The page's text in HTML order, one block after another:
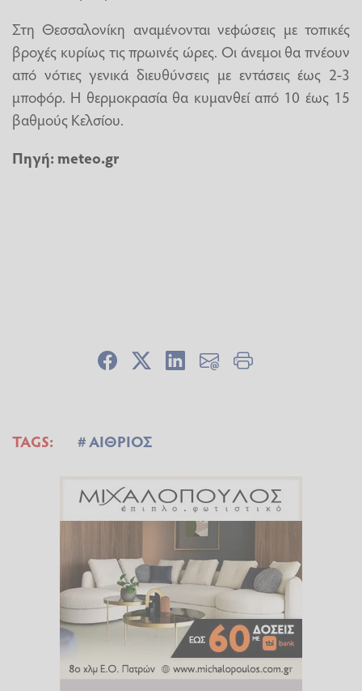
Στη Θεσσαλονίκη αναμένονται νεφώσεις με τοπικές
βροχές κυρίως τις πρωινές ώρες. Οι άνεμοι θα πνέουν
από νότιες γενικά διευθύνσεις με εντάσεις έως 2-3
μποφόρ. Η θερμοκρασία θα κυμανθεί από 10 έως 15
βαθμούς Κελσίου.
Πηγή: meteo.gr
TAGS: ΑΙΘΡΙΟΣ